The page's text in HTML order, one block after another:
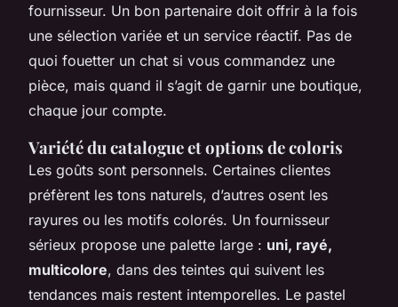
fournisseur. Un bon partenaire doit offrir à la fois
une sélection variée et un service réactif. Pas de
quoi fouetter un chat si vous commandez une
pièce, mais quand il s’agit de garnir une boutique,
chaque jour compte.
Variété du catalogue et options de coloris
Les goûts sont personnels. Certaines clientes
préfèrent les tons naturels, d’autres osent les
rayures ou les motifs colorés. Un fournisseur
sérieux propose une palette large : uni, rayé,
multicolore, dans des teintes qui suivent les
tendances mais restent intemporelles. Le pastel